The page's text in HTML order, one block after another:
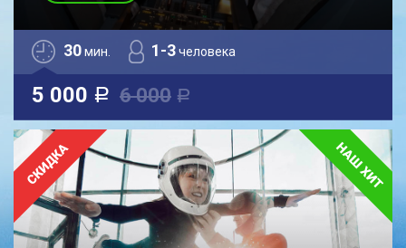
30мин. 1-3человека
5 000 a 6 000 a